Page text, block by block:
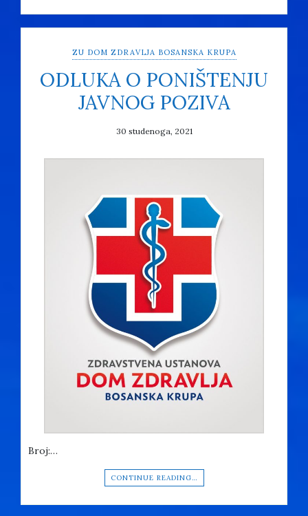
ZU DOM ZDRAVLJA BOSANSKA KRUPA
ODLUKA O PONIŠTENJU
JAVNOG POZIVA
30 studenoga, 2021
Broj:…
CONTINUE READING…